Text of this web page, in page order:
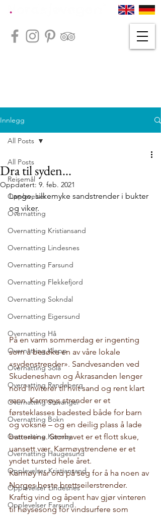
Innlegg
All Posts
Reisemål
Opplevelser
Overnatting
Overnatting Kristiansand
Overnatting Lindesnes
Overnatting Farsund
Overnatting Flekkefjord
Overnatting Sokndal
Overnatting Eigersund
Overnatting Hå
Overnatting Klepp
Overnatting Sola
Overnatting Randaberg
Overnatting Stavanger
Overnatting Bokn
Overnatting Karmøy
Overnatting Haugesund
Opplevelser Kristiansand
Opplevelser Lindesnes
Opplevelser Farsund
All Posts
Dra til syden...
Oppdatert: 9. feb. 2021
Lange, silkemyke sandstrender i bukter
og viker.
På en varm sommerdag er ingenting
som å besøke en av våre lokale
«sydenstrender». Sandvesanden ved
Skudeneshavn og Åkrasanden lenger
nord inviterer til hvit sand og rent klart
vann. Karmøys strender er et
førsteklasses badested både for barn
og voksne – og en deilig plass å lade
batteriene. Storhavet er et flott skue,
uansett vær. Karmøystrendene er et
yndet tursted hele året.
Karmøy har ord på seg for å ha noen av
Norges beste brettseilerstrender.
Kraftig vind og åpent hav gjør vinteren
til høysesong for vindsurfere som